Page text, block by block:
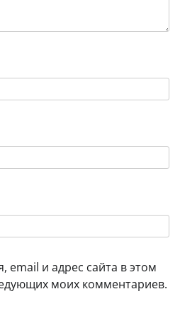
email и адрес сайта в этом
моих комментариев.